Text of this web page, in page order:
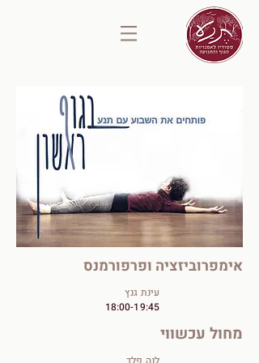
אימפרוביזציה ופרפורמנס
עינת גנץ
18:00-19:45
מחול עכשווי